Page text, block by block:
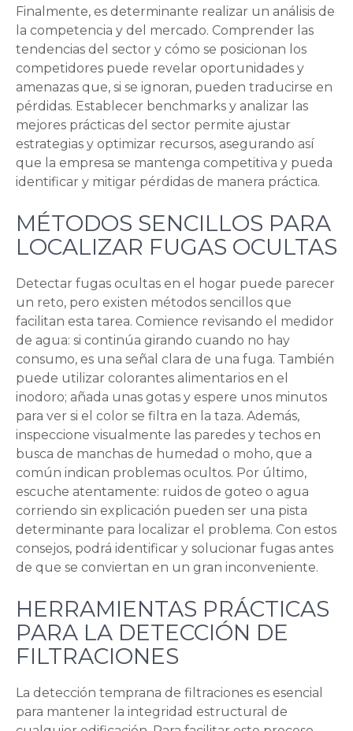
Finalmente, es determinante realizar un análisis de
la competencia y del mercado. Comprender las
tendencias del sector y cómo se posicionan los
competidores puede revelar oportunidades y
amenazas que, si se ignoran, pueden traducirse en
pérdidas. Establecer benchmarks y analizar las
mejores prácticas del sector permite ajustar
estrategias y optimizar recursos, asegurando así
que la empresa se mantenga competitiva y pueda
identificar y mitigar pérdidas de manera práctica.
MÉTODOS SENCILLOS PARA
LOCALIZAR FUGAS OCULTAS
Detectar fugas ocultas en el hogar puede parecer
un reto, pero existen métodos sencillos que
facilitan esta tarea. Comience revisando el medidor
de agua: si continúa girando cuando no hay
consumo, es una señal clara de una fuga. También
puede utilizar colorantes alimentarios en el
inodoro; añada unas gotas y espere unos minutos
para ver si el color se filtra en la taza. Además,
inspeccione visualmente las paredes y techos en
busca de manchas de humedad o moho, que a
común indican problemas ocultos. Por último,
escuche atentamente: ruidos de goteo o agua
corriendo sin explicación pueden ser una pista
determinante para localizar el problema. Con estos
consejos, podrá identificar y solucionar fugas antes
de que se conviertan en un gran inconveniente.
HERRAMIENTAS PRÁCTICAS
PARA LA DETECCIÓN DE
FILTRACIONES
La detección temprana de filtraciones es esencial
para mantener la integridad estructural de